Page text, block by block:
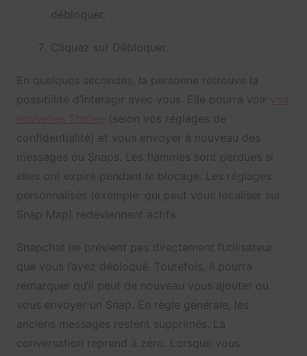
débloquer.
Cliquez sur Débloquer.
En quelques secondes, la personne retrouve la
possibilité d’interagir avec vous. Elle pourra voir
(selon vos réglages de
confidentialité) et vous envoyer à nouveau des
messages ou Snaps. Les flammes sont perdues si
elles ont expiré pendant le blocage. Les réglages
personnalisés (exemple: qui peut vous localiser sur
Snap Map) redeviennent actifs.
Snapchat ne prévient pas directement l’utilisateur
que vous l’avez débloqué. Toutefois, il pourra
remarquer qu’il peut de nouveau vous ajouter ou
vous envoyer un Snap. En règle générale, les
anciens messages restent supprimés. La
conversation reprend à zéro. Lorsque vous